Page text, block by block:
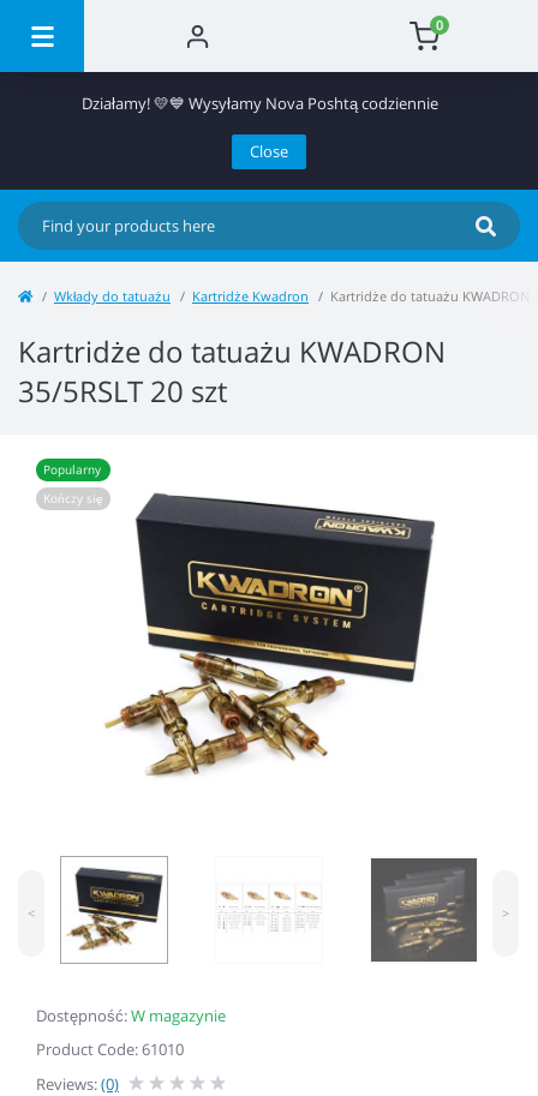
0
Działamy! 💛💙 Wysyłamy Nova Poshtą codziennie
Close
Wkłady do tatuażu Kartridże Kwadron Kartridże do tatuażu KWADRON
Kartridże do tatuażu KWADRON
35/5RSLT 20 szt
Dostępność:W magazynie
Product Code: 61010
Reviews:(0)
Popularny
Kończy się
< >